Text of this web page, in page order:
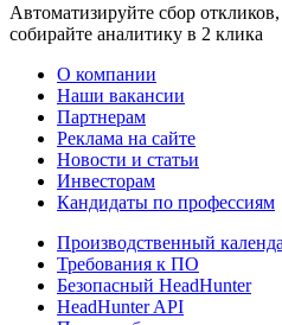
Автоматизируйте сбор
собирайте аналитику в 2 клика
О компании
Наши вакансии
Партнерам
Реклама на сайте
Новости и статьи
Инвесторам
Кандидаты по профессиям
Производственный
Требования к ПО
Безопасный HeadHunter
HeadHunter API